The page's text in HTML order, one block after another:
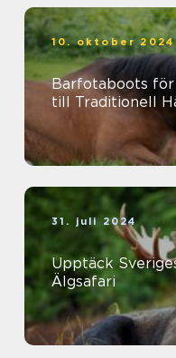
10. oktober 2024
Barfotaboots
till Traditionell
31. juli 2024
Upptäck
Älgsafari